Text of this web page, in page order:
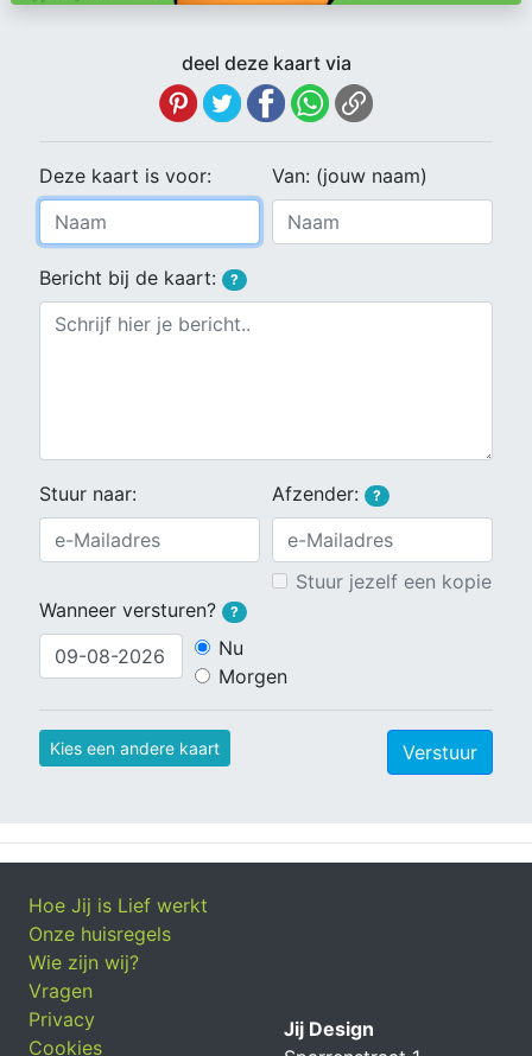
deel deze kaart via
Deze kaart is voor: Van: (jouw naam)
Bericht bij de kaart: ?
Stuur naar: Afzender: ?
Stuur jezelf een kopie
Wanneer versturen?
?
Nu
Morgen
Kies een andere kaart Verstuur
Hoe Jij is Lief werkt
Onze huisregels
Wie zijn wij?
Vragen
Privacy
Cookies
Jij Design